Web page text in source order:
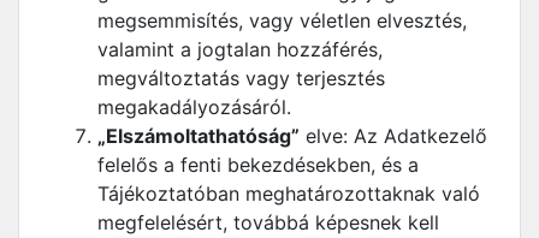
megsemmisítés, vagy véletlen elvesztés,
valamint a jogtalan hozzáférés,
megváltoztatás vagy terjesztés
megakadályozásáról.
„Elszámoltathatóság” elve: Az Adatkezelő
felelős a fenti bekezdésekben, és a
Tájékoztatóban meghatározottaknak való
megfelelésért, továbbá képesnek kell